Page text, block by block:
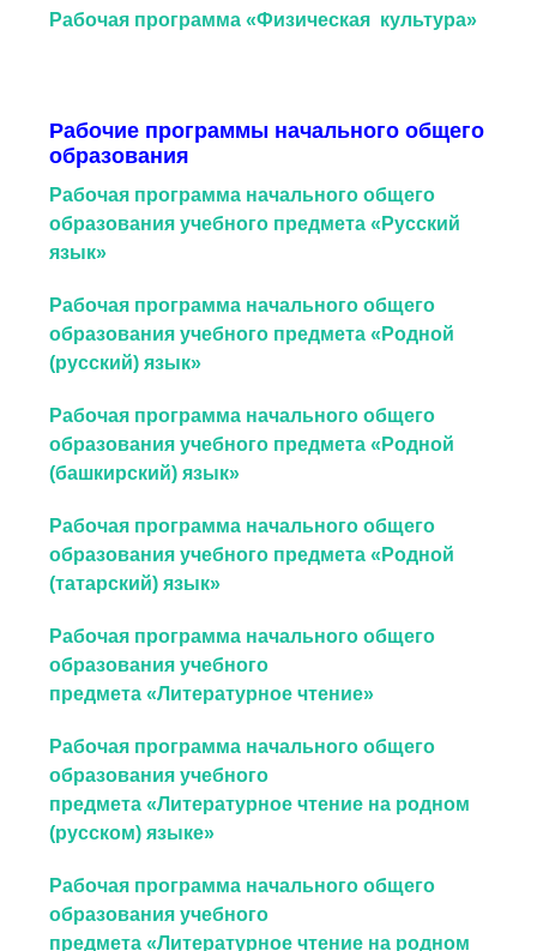
Рабочая программа «Физическая культура»
Рабочие программы начального общего
образования
Рабочая программа начального общего
образования учебного предмета «Русский
язык»
Рабочая программа начального общего
образования учебного предмета «Родной
(русский) язык»
Рабочая программа начального общего
образования учебного предмета «Родной
(башкирский) язык»
Рабочая программа начального общего
образования учебного предмета «Родной
(татарский) язык»
Рабочая программа начального общего
образования учебного
предмета «Литературное чтение»
Рабочая программа начального общего
образования учебного
предмета «Литературное чтение на родном
(русском) языке»
Рабочая программа начального общего
образования учебного
предмета «Литературное чтение на родном